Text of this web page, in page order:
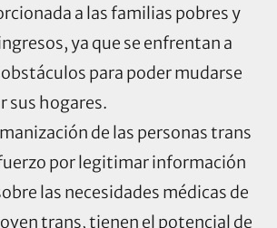
a las familias pobres y
ya que se enfrentan a
para poder mudarse
sus hogares.
de las personas trans
por legitimar información
las necesidades médicas de
trans, tienen el potencial de